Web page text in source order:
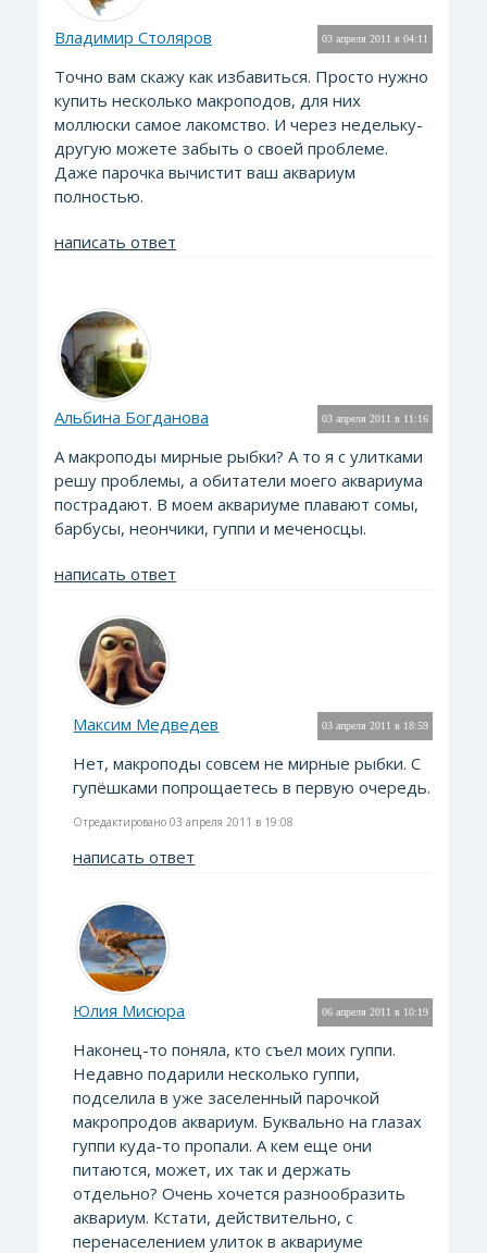
03 апреля 2011 в 04:11
Владимир Столяров
Точно вам скажу как избавиться. Просто нужно
купить несколько макроподов, для них
моллюски самое лакомство. И через недельку-
другую можете забыть о своей проблеме.
Даже парочка вычистит ваш аквариум
полностью.
написать ответ
03 апреля 2011 в 11:16
Альбина Богданова
А макроподы мирные рыбки? А то я с улитками
решу проблемы, а обитатели моего аквариума
пострадают. В моем аквариуме плавают сомы,
барбусы, неончики, гуппи и меченосцы.
написать ответ
03 апреля 2011 в 18:59
Максим Медведев
Нет, макроподы совсем не мирные рыбки. С
гупёшками попрощаетесь в первую очередь.
Отредактировано 03 апреля 2011 в 19:08
написать ответ
06 апреля 2011 в 10:19
Юлия Мисюра
Наконец-то поняла, кто съел моих гуппи.
Недавно подарили несколько гуппи,
подселила в уже заселенный парочкой
макропродов аквариум. Буквально на глазах
гуппи куда-то пропали. А кем еще они
питаются, может, их так и держать
отдельно? Очень хочется разнообразить
аквариум. Кстати, действительно, с
перенаселением улиток в аквариуме